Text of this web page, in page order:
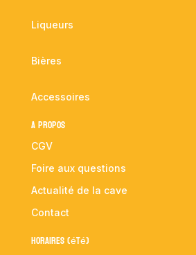
Liqueurs
Bières
Accessoires
A propos
CGV
Foire aux questions
Actualité de la cave
Contact
Horaires (été)